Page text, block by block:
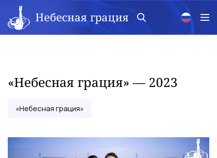
Небесная грация
«Небесная грация» — 2023
«Небесная грация»